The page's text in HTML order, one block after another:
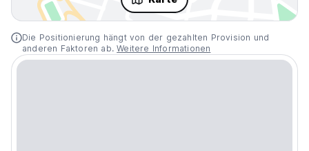
Die Positionierung hängt von der gezahlten Provision und
anderen Faktoren ab.Weitere Informationen